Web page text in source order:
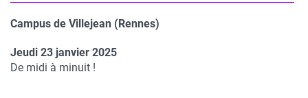
Campus de Villejean (Rennes)
Jeudi 23 janvier 2025
Complément
De midi à minuit !